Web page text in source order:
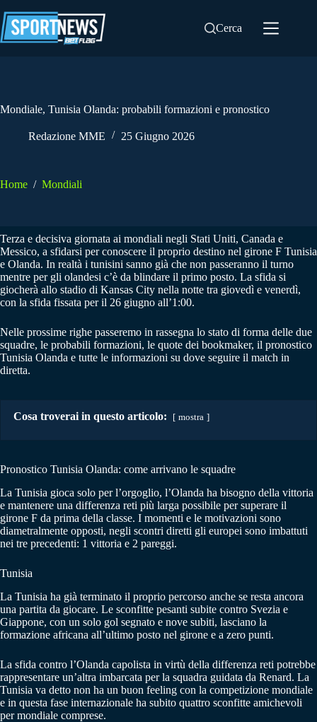
al
contenuto
Cerca
Mondiale, Tunisia Olanda: probabili formazioni e pronostico
Redazione MME 25 Giugno 2026
Home / Mondiali
Terza e decisiva giornata ai mondiali negli Stati Uniti, Canada e
Messico, a sfidarsi per conoscere il proprio destino nel girone F Tunisia
e Olanda. In realtà i tunisini sanno già che non passeranno il turno
mentre per gli olandesi c’è da blindare il primo posto. La sfida si
giocherà allo stadio di Kansas City nella notte tra giovedì e venerdì,
con la sfida fissata per il 26 giugno all’1:00.
Nelle prossime righe passeremo in rassegna lo stato di forma delle due
squadre, le probabili formazioni, le quote dei bookmaker, il pronostico
Tunisia Olanda e tutte le informazioni su dove seguire il match in
diretta.
Cosa troverai in questo articolo: mostra
Pronostico Tunisia Olanda: come arrivano le squadre
La Tunisia gioca solo per l’orgoglio, l’Olanda ha bisogno della vittoria
e mantenere una differenza reti più larga possibile per superare il
girone F da prima della classe. I momenti e le motivazioni sono
diametralmente opposti, negli scontri diretti gli europei sono imbattuti
nei tre precedenti: 1 vittoria e 2 pareggi.
Tunisia
La Tunisia ha già terminato il proprio percorso anche se resta ancora
una partita da giocare. Le sconfitte pesanti subite contro Svezia e
Giappone, con un solo gol segnato e nove subiti, lasciano la
formazione africana all’ultimo posto nel girone e a zero punti.
La sfida contro l’Olanda capolista in virtù della differenza reti potrebbe
rappresentare un’altra imbarcata per la squadra guidata da Renard. La
Tunisia va detto non ha un buon feeling con la competizione mondiale
e in questa fase internazionale ha subito quattro sconfitte amichevoli
per mondiale comprese.